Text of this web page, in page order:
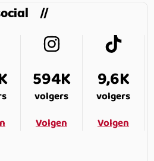
594K
volgers
Volgen
9,6K
volgers
Volgen